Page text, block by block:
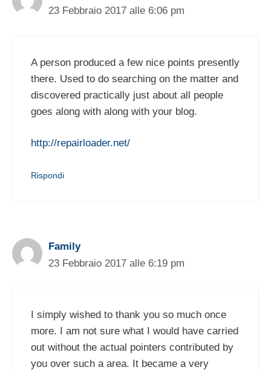
23 Febbraio 2017 alle 6:06 pm
A person produced a few nice points presently
there. Used to do searching on the matter and
discovered practically just about all people
goes along with along with your blog.
http://repairloader.net/
Rispondi
Family
23 Febbraio 2017 alle 6:19 pm
I simply wished to thank you so much once
more. I am not sure what I would have carried
out without the actual pointers contributed by
you over such a area. It became a very